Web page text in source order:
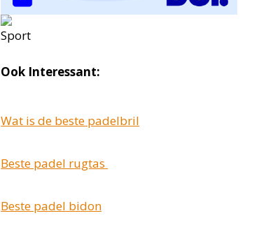
Ook Interessant:
Wat is de beste padelbril
Beste padel rugtas
Beste padel bidon